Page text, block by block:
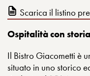
Scarica il listino
Ospitalità con storia
Il Bistro Giacometti è
situato in uno storico